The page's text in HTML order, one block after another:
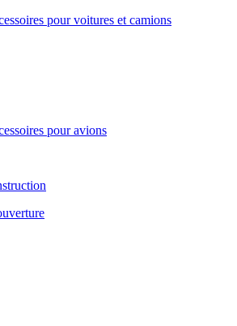
pour voitures et camions
pour avions